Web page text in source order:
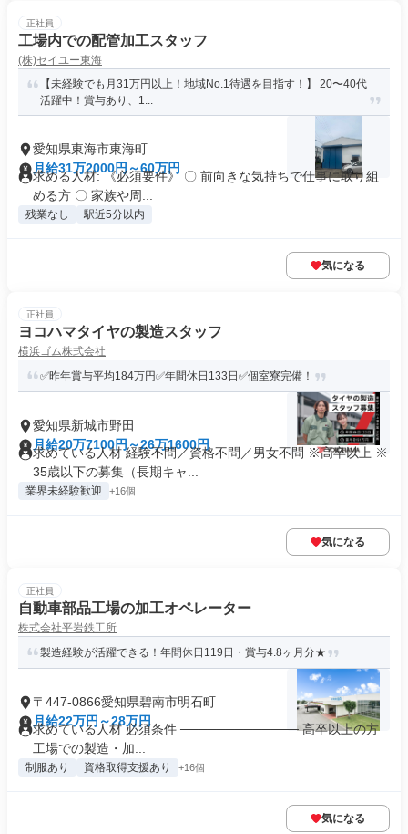
正社員
工場内での配管加工スタッフ
(株)セイユー東海
【未経験でも月31万円以上！地域No.1待遇を目指す！】 20〜40代
活躍中！賞与あり、1...
愛知県東海市東海町
月給31万2000円～60万円
求める人材: 《必須要件》 〇 前向きな気持ちで仕事に取り組
める方 〇 家族や周...
残業なし 駅近5分以内
気になる
正社員
ヨコハマタイヤの製造スタッフ
横浜ゴム株式会社
✅昨年賞与平均184万円✅年間休日133日✅個室寮完備！
愛知県新城市野田
月給20万7100円～26万1600円
求めている人材 経験不問／資格不問／男女不問 ※高卒以上 ※
35歳以下の募集（長期キャ...
業界未経験歓迎 +16個
気になる
正社員
自動車部品工場の加工オペレーター
株式会社平岩鉄工所
製造経験が活躍できる！年間休日119日・賞与4.8ヶ月分★
〒447-0866愛知県碧南市明石町
月給22万円～28万円
求めている人材 必須条件 ───────────── 高卒以上の方
工場での製造・加...
制服あり 資格取得支援あり +16個
気になる